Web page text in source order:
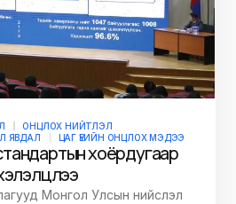
ОНЦЛОХ НИЙТЛЭЛ
ЯВДАЛ ЦАГ ҮЕИЙН ОНЦЛОХ МЭДЭЭ
хоёрдугаар
Монгол Улсын нийслэл